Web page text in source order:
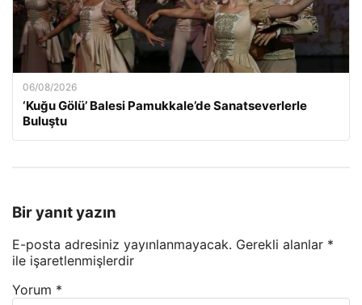
06/08/2026
‘Kuğu Gölü’ Balesi Pamukkale’de Sanatseverlerle
Buluştu
Bir yanıt yazın
E-posta adresiniz yayınlanmayacak. Gerekli alanlar *
ile işaretlenmişlerdir
Yorum *